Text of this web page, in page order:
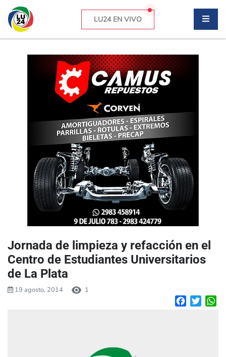
LU24 EN VIVO
Jornada de limpieza y refacción en el
Centro de Estudiantes Universitarios
de La Plata
19 agosto, 2014 1
Facebook